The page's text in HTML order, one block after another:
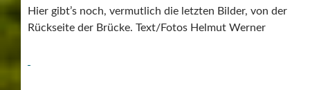
Hier gibt’s noch, vermutlich die letzten Bilder, von der
Rückseite der Brücke. Text/Fotos Helmut Werner